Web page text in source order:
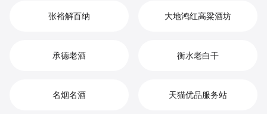
张裕解百纳 大地鸿红高粱酒坊
承德老酒 衡水老白干
名烟名酒 天猫优品服务站